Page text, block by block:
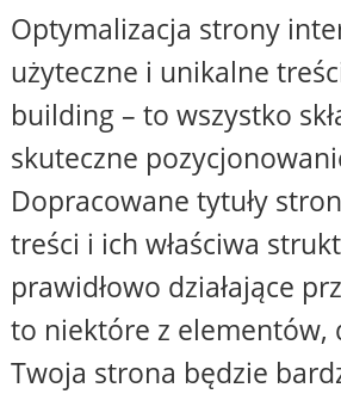
Optymalizacja strony
użyteczne i unikalne
building – to wszystko
skuteczne
Dopracowane tytuły
treści i ich właściwa
prawidłowo działające
to niektóre z elementów,
Twoja strona będzie